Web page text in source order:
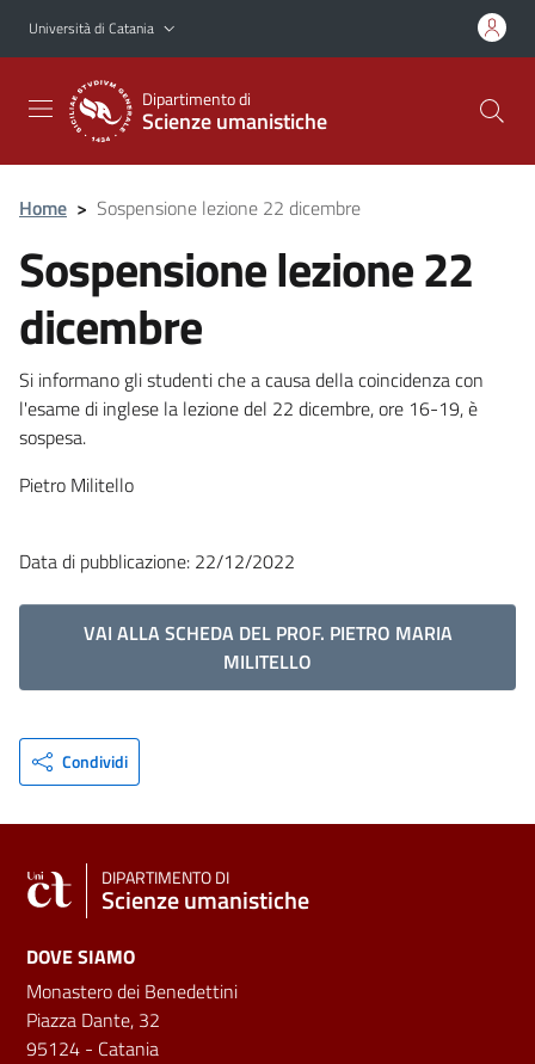
Vai al contenuto principale
Vai al menu di navigazione
Università di Catania
Dipartimento di
Scienze umanistiche
Home > Sospensione lezione 22 dicembre
Sospensione lezione 22
dicembre
Si informano gli studenti che a causa della coincidenza con
l'esame di inglese la lezione del 22 dicembre, ore 16-19, è
sospesa.
Pietro Militello
Data di pubblicazione: 22/12/2022
VAI ALLA SCHEDA DEL PROF. PIETRO MARIA
MILITELLO
Condividi
DIPARTIMENTO DI
Scienze umanistiche
DOVE SIAMO
Monastero dei Benedettini
Piazza Dante, 32
95124 - Catania